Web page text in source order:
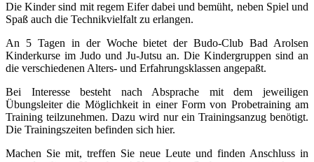
Die Kinder sind mit regem Eifer dabei und bemüht, neben Spiel und
Spaß auch die Technikvielfalt zu erlangen.
An 5 Tagen in der Woche bietet der Budo-Club Bad Arolsen
Kinderkurse im Judo und Ju-Jutsu an. Die Kindergruppen sind an
die verschiedenen Alters- und Erfahrungsklassen angepaßt.
Bei Interesse besteht nach Absprache mit dem jeweiligen
Übungsleiter die Möglichkeit in einer Form von Probetraining am
Training teilzunehmen. Dazu wird nur ein Trainingsanzug benötigt.
Die Trainingszeiten befinden sich hier.
Machen Sie mit, treffen Sie neue Leute und finden Anschluss in